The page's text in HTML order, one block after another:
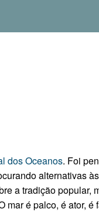
dos Oceanos. Foi
alternativas
a tradição popular,
é palco, é ator, é